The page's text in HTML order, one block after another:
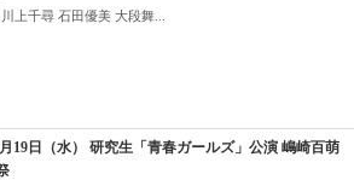
上千尋 石田優美 大段舞...
19日（水） 研究生「青春ガールズ」公演 嶋崎百萌